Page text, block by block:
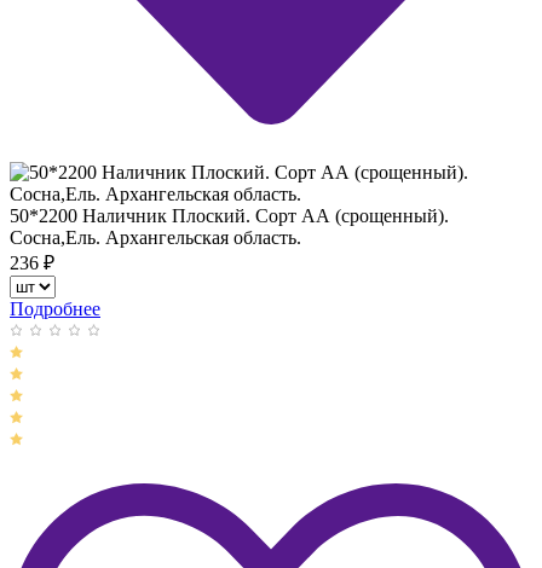
50*2200 Наличник Плоский. Сорт АА (срощенный).
Сосна,Ель. Архангельская область.
236 ₽
Подробнее